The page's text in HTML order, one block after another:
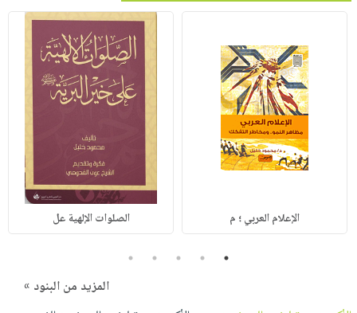
الإعلام العربي ؛ م الصلوات الإلهية عل
1
2
3
4
5
المزيد من البنود »